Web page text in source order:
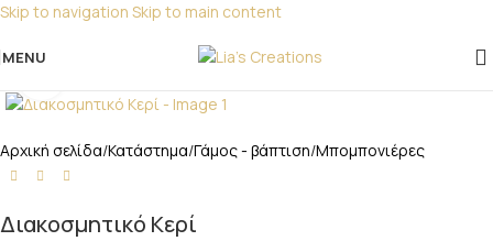
Skip to navigation Skip to main content
Για παραγγελίες για μπομπονιέρες παρακαλώ
επικοινωνήστε μαζί μας!
MENU
Αρχική σελίδα/Κατάστημα/Γάμος - βάπτιση/Μπομπονιέρες
Διακοσμητικό Κερί